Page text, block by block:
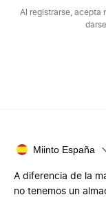
Al registrarse, acepta
Miinto España
A diferencia de la
no tenemos un